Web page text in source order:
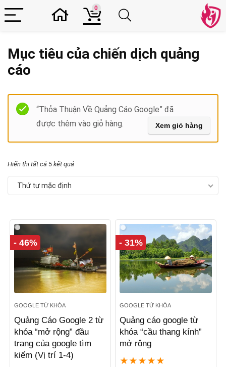
0
Mục tiêu của chiến dịch quảng
cáo
“Thỏa Thuận Về Quảng Cáo Google” đã
được thêm vào giỏ hàng.
Xem giỏ hàng
Hiển thị tất cả 5 kết quả
Thứ tự mặc định
- 46%
GOOGLE TỪ KHÓA
Quảng Cáo Google 2 từ
khóa “mở rộng” đầu
trang của google tìm
kiếm (Vị trí 1-4)
- 31%
GOOGLE TỪ KHÓA
Quảng cáo google từ
khóa “cầu thang kính”
mở rộng
★ ★ ★ ★ ★